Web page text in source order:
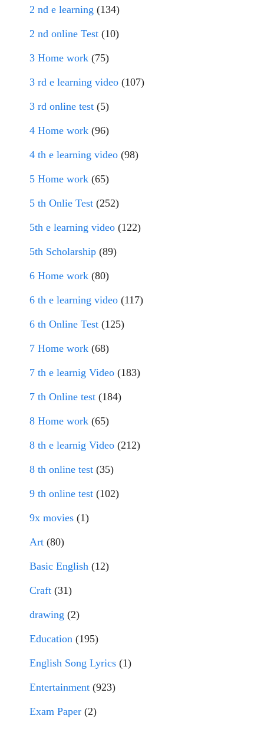
2 nd e learning (134)
2 nd online Test (10)
3 Home work (75)
3 rd e learning video (107)
3 rd online test (5)
4 Home work (96)
4 th e learning video (98)
5 Home work (65)
5 th Onlie Test (252)
5th e learning video (122)
5th Scholarship (89)
6 Home work (80)
6 th e learning video (117)
6 th Online Test (125)
7 Home work (68)
7 th e learnig Video (183)
7 th Online test (184)
8 Home work (65)
8 th e learnig Video (212)
8 th online test (35)
9 th online test (102)
9x movies (1)
Art (80)
Basic English (12)
Craft (31)
drawing (2)
Education (195)
English Song Lyrics (1)
Entertainment (923)
Exam Paper (2)